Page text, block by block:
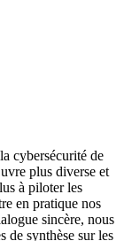
cybersécurité de
plus diverse et
à piloter les
en pratique nos
sincère, nous
de synthèse sur les